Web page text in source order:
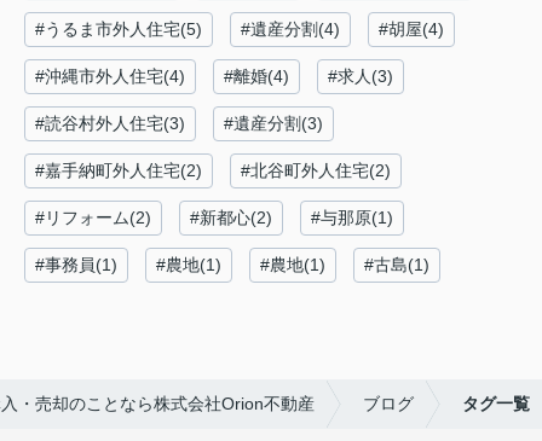
#うるま市外人住宅(5) #遺産分割(4) #胡屋(4)
#沖縄市外人住宅(4) #離婚(4) #求人(3)
#読谷村外人住宅(3) #遺産分割(3)
#嘉手納町外人住宅(2) #北谷町外人住宅(2)
#リフォーム(2) #新都心(2) #与那原(1)
#事務員(1) #農地(1) #農地(1) #古島(1)
・売却のことなら株式会社Orion不動産 ブログ タグ一覧